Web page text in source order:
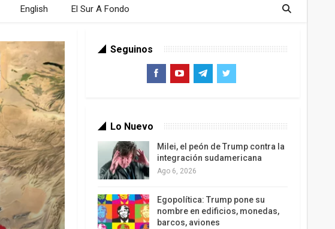
English El Sur A Fondo
Seguinos
Lo Nuevo
Milei, el peón de Trump contra la
integración sudamericana
Ago 6, 2026
Egopolítica: Trump pone su
nombre en edificios, monedas,
barcos, aviones